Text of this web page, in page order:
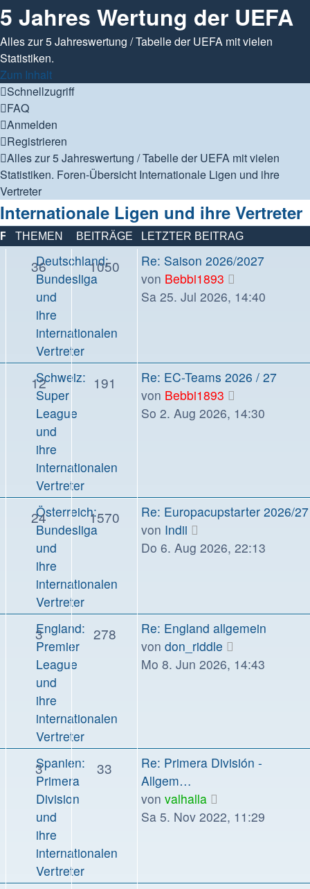
5 Jahres Wertung der UEFA
Alles zur 5 Jahreswertung / Tabelle der UEFA mit vielen
Statistiken.
Zum Inhalt
Schnellzugriff
FAQ
Anmelden
Registrieren
Alles zur 5 Jahreswertung / Tabelle der UEFA mit vielen
Statistiken. Foren-Übersicht Internationale Ligen und ihre
Vertreter
Internationale Ligen und ihre Vertreter
FORUM
THEMEN BEITRÄGE LETZTER BEITRAG
Deutschland:
Bundesliga
und
ihre
internationalen
Vertreter
36Themen1050 Beiträge
Letzter
Beitrag
Re: Saison 2026/2027
von Bebbi1893
Beitrag
Sa 25. Jul 2026, 14:40
Schweiz:
Super
League
und
ihre
internationalen
Vertreter
12Themen191 Beiträge
Letzter
Beitrag
Re: EC-Teams 2026 / 27
von Bebbi1893
Beitrag
So 2. Aug 2026, 14:30
Österreich:
Bundesliga
und
ihre
internationalen
Vertreter
24Themen1570 Beiträge
Letzter
Beitrag
Re: Europacupstarter 2026/27
von Indii
Beitrag
Do 6. Aug 2026, 22:13
England:
Premier
League
und
ihre
internationalen
Vertreter
3Themen 278Beiträge
Letzter
Beitrag
Re: England allgemein
von don_riddle
Beitrag
Mo 8. Jun 2026, 14:43
Spanien:
Primera
Division
und
ihre
internationalen
Vertreter
3Themen 33 BeiträgeLetzter
Beitrag
Re: Primera División -
Allgem…
von valhalla
Beitrag
Sa 5. Nov 2022, 11:29